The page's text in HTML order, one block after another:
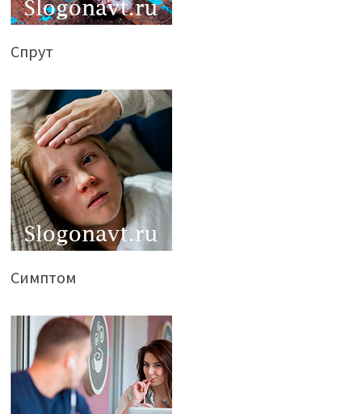
Спрут
Симптом